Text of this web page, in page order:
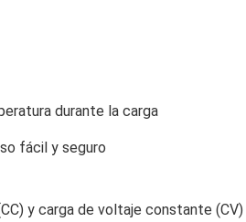
durante la carga
fácil y seguro
y carga de voltaje constante (CV)